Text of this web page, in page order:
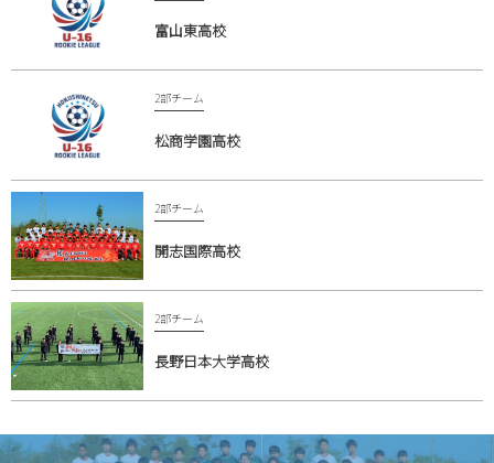
富山東高校
2部チーム
松商学園高校
2部チーム
開志国際高校
2部チーム
長野日本大学高校